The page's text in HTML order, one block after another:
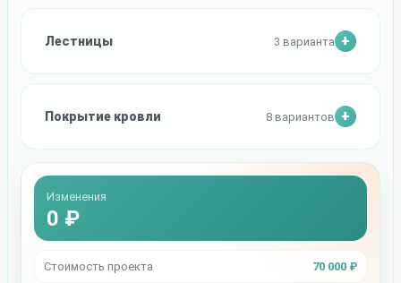
Лестницы 3 варианта
Покрытие кровли 8 вариантов
Изменения
0 ₽
Стоимость проекта 70 000 ₽